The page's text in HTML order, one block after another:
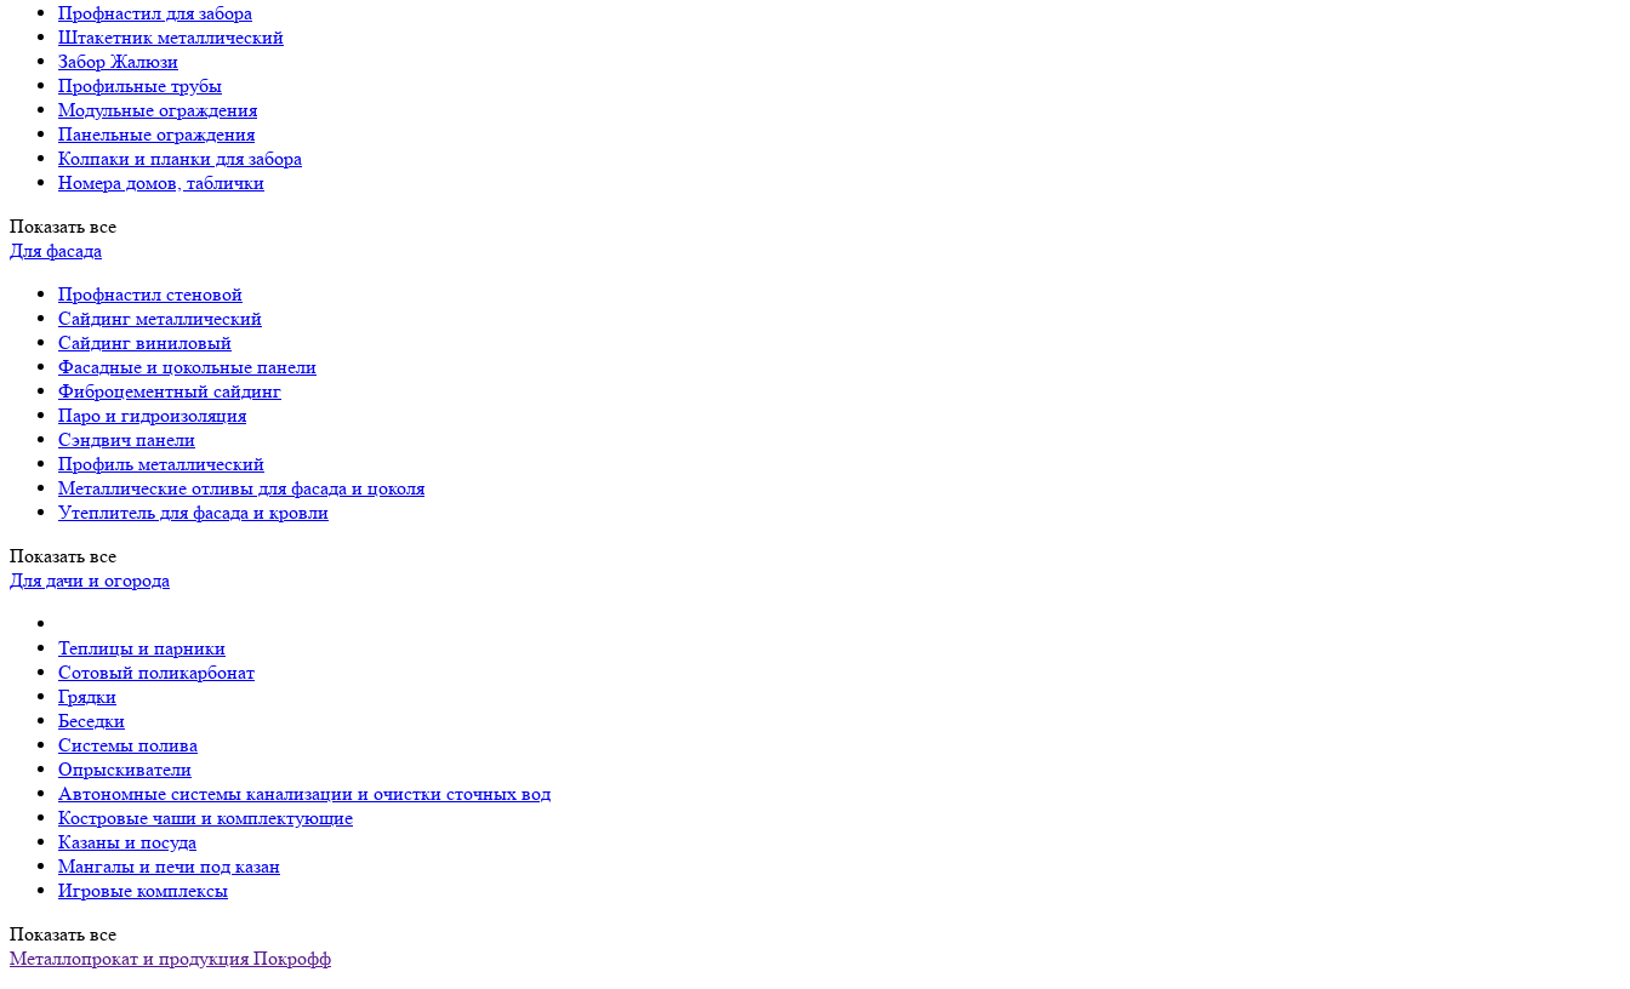
Профнастил для забора
Штакетник металлический
Забор Жалюзи
Профильные трубы
Модульные ограждения
Панельные ограждения
Колпаки и планки для забора
Номера домов, таблички
Показать все
Для фасада
Профнастил стеновой
Сайдинг металлический
Сайдинг виниловый
Фасадные и цокольные панели
Фиброцементный сайдинг
Паро и гидроизоляция
Сэндвич панели
Профиль металлический
Металлические отливы для фасада и цоколя
Утеплитель для фасада и кровли
Показать все
Для дачи и огорода
Теплицы и парники
Сотовый поликарбонат
Грядки
Беседки
Системы полива
Опрыскиватели
Автономные системы канализации и очистки сточных вод
Костровые чаши и комплектующие
Казаны и посуда
Мангалы и печи под казан
Игровые комплексы
Показать все
Металлопрокат и продукция Покрофф